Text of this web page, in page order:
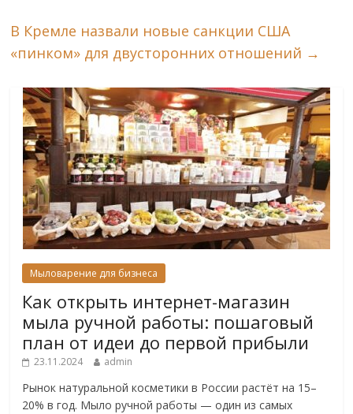
В Кремле назвали новые санкции США
«пинком» для двусторонних отношений →
Мыловарение для бизнеса
Как открыть интернет-магазин
мыла ручной работы: пошаговый
план от идеи до первой прибыли
23.11.2024 admin
Рынок натуральной косметики в России растёт на 15–
20% в год. Мыло ручной работы — один из самых